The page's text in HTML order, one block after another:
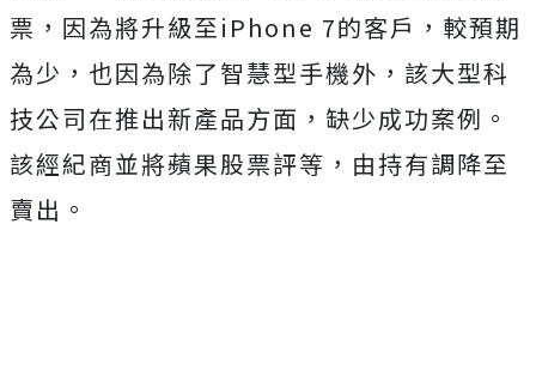
票，因為將升級至iPhone 7的客戶，較預期
為少，也因為除了智慧型手機外，該大型科
技公司在推出新產品方面，缺少成功案例。
該經紀商並將蘋果股票評等，由持有調降至
賣出。